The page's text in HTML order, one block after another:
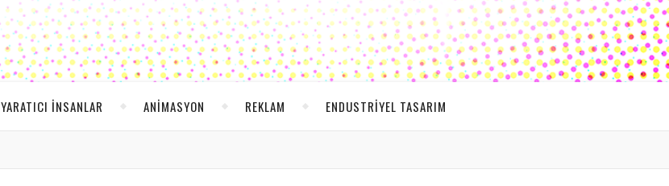
YARATICI INSANLAR ANIMASYON REKLAM ENDUSTRIYEL TASARIM